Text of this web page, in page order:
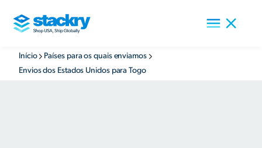
Início
Países para os quais enviamos
Envios dos Estados Unidos para Togo